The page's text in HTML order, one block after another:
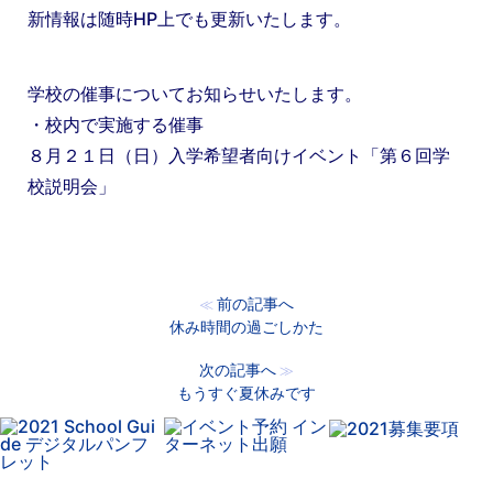
新情報は随時HP上でも更新いたします。
学校の催事についてお知らせいたします。
・校内で実施する催事
８月２１日（日）入学希望者向けイベント「第６回学
校説明会」
≪ 前の記事へ
休み時間の過ごしかた
次の記事へ ≫
もうすぐ夏休みです